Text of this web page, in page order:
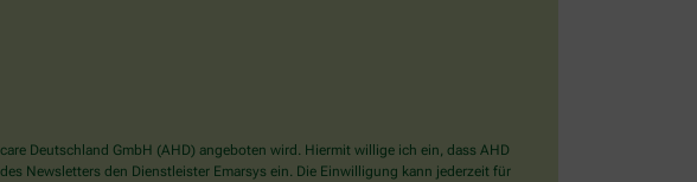
Deutschland GmbH (AHD) angeboten wird. Hiermit willige ich ein, dass AHD
Newsletters den Dienstleister Emarsys ein. Die Einwilligung kann jederzeit für